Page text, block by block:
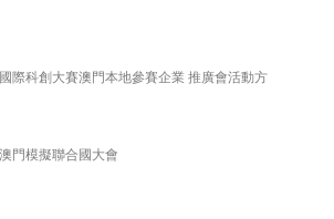
際科創大賽澳門本地參賽企業 推廣會活動方
門模擬聯合國大會